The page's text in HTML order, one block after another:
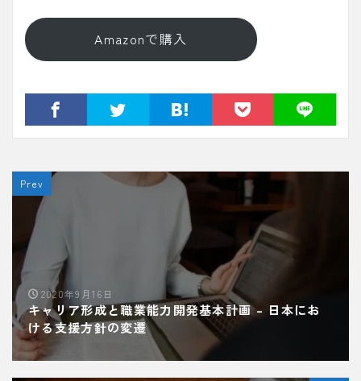
Amazonで購入
Prev
2020年9月16日
キャリア形成と職業能力開発基本計画 – 日本にお
ける支援方針の変遷